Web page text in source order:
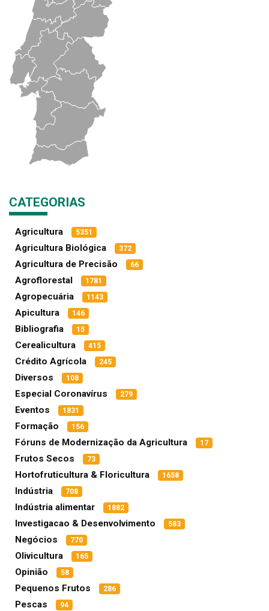
CATEGORIAS
Agricultura 5351
Agricultura Biológica 372
Agricultura de Precisão 66
Agroflorestal 1781
Agropecuária 1143
Apicultura 146
Bibliografia 15
Cerealicultura 415
Crédito Agrícola 245
Diversos 108
Especial Coronavírus 279
Eventos 1831
Formação 156
Fóruns de Modernização da Agricultura 17
Frutos Secos 73
Hortofruticultura & Floricultura 1658
Indústria 708
Indústria alimentar 1882
Investigacao & Desenvolvimento 583
Negócios 770
Olivicultura 165
Opinião 58
Pequenos Frutos 286
Pescas 94